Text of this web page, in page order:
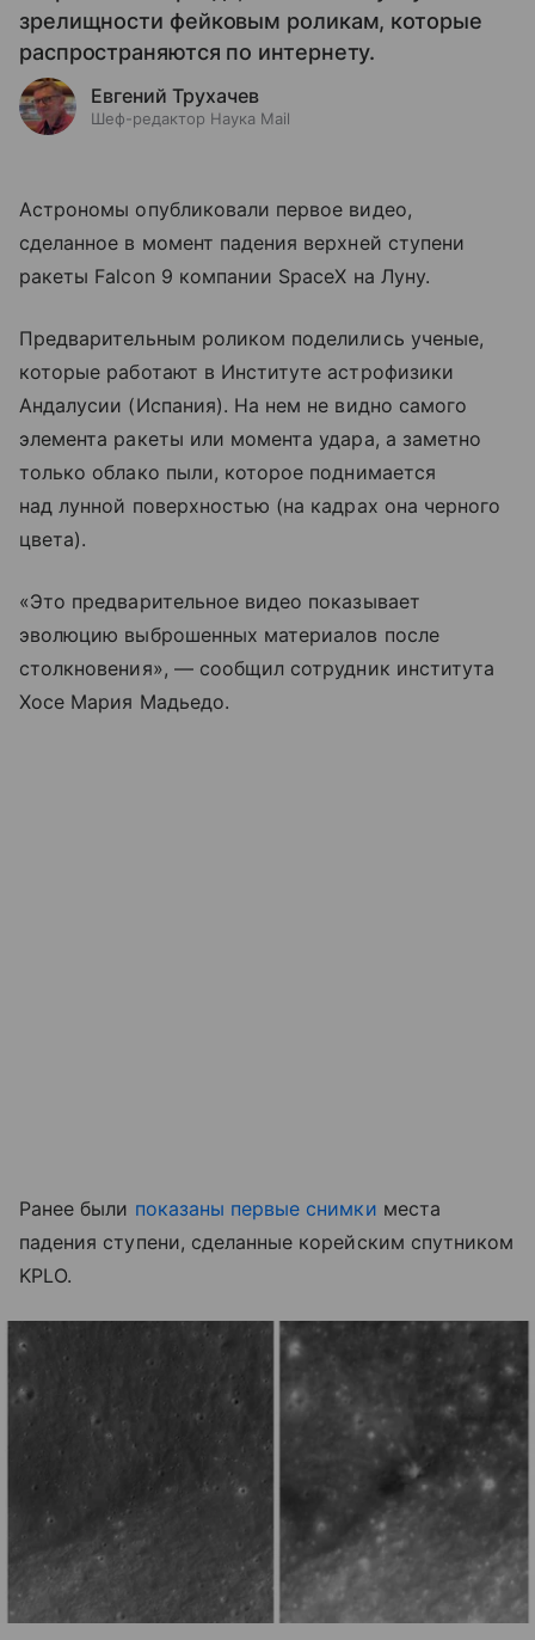
зрелищности фейковым роликам, которые
распространяются по интернету.
Евгений Трухачев
Шеф-редактор Наука Mail
Астрономы опубликовали первое видео,
сделанное в момент падения верхней ступени
ракеты Falcon 9 компании SpaceX на Луну.
Предварительным роликом поделились ученые,
которые работают в Институте астрофизики
Андалусии (Испания). На нем не видно самого
элемента ракеты или момента удара, а заметно
только облако пыли, которое поднимается
над лунной поверхностью (на кадрах она черного
цвета).
«Это предварительное видео показывает
эволюцию выброшенных материалов после
столкновения», — сообщил сотрудник института
Хосе Мария Мадьедо.
Ранее были показаны первые снимки места
падения ступени, сделанные корейским спутником
KPLO.